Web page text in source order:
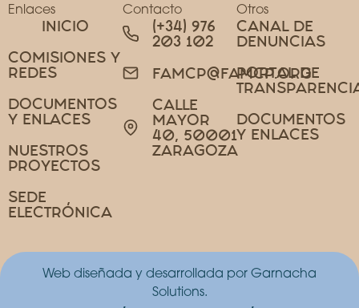
Enlaces
INICIO
COMISIONES Y
REDES
DOCUMENTOS
Y ENLACES
NUESTROS
PROYECTOS
SEDE
ELECTRÓNICA
Contacto
(+34) 976
203 102
FAMCP@FAMCP.ORG
CALLE
MAYOR
40, 50001
ZARAGOZA
Otros
CANAL DE
DENUNCIAS
PORTAL DE
DOCUMENTOS
Y ENLACES
Web diseñada y desarrollada por Garnacha
Solutions.